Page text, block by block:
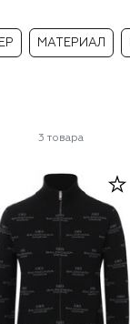
МАТЕРИАЛ
3 товара